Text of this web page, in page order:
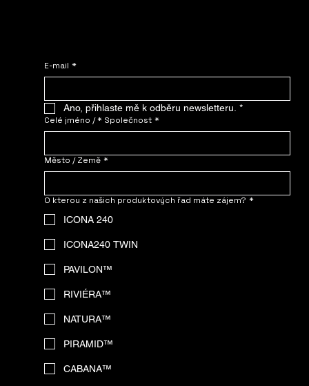
E-mail *
Ano, přihlaste mě k odběru newsletteru. *
Celé jméno / * Společnost *
Město / Země *
O kterou z našich produktových řad máte zájem? *
ICONA 240
ICONA240 TWIN
PAVILON™
RIVIÉRA™
NATURA™
PIRAMID™
CABANA™